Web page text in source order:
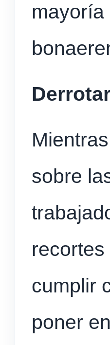
mayoría
sobre
cumplir
poner